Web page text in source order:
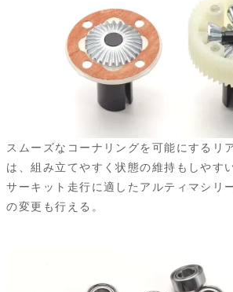
スムーズなコーナリングを可能にするリ
は、組み立てやすく状態の維持もしやす
サーキット走行に適したアルティマシリ
の変更も行える。